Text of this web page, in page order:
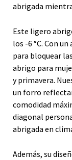
abrigada
Este ligero
los -6 °C. Con
para bloquear
abrigo para
y primavera.
un forro
comodidad
diagonal
abrigada en
Además, su